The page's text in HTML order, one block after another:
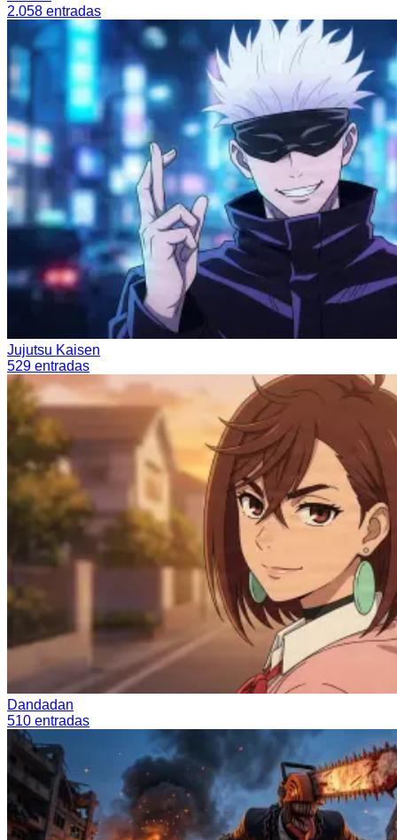
2.058 entradas
Jujutsu Kaisen
529 entradas
Dandadan
510 entradas